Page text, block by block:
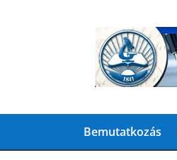
Bemutatkozás